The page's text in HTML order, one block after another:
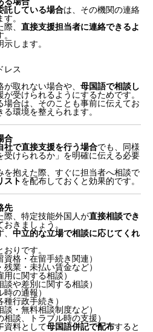
託している場合は、その機関の連絡
。
、 直接支援担当者に連絡できるよ
します。
レス
取れない場合や、 母国語で相談し
受けられるようにするためです。
合は、そのことも事前に伝えてお
環境を整えられます。
合
社で直接支援を行う場合でも、同様
受けられるか」を明確に伝える必要
を抱えた際、すぐに担当者へ相談で
ストを配布しておくと効果的です。
先
際、特定技能外国人が直接相談でき
おきましょう。
中立的な立場で相談に応じてくれ
りです。
資格・在留手続き関連）
残業・未払い賃金など）
用に関する相談）
談や差別に関する相談）
時の通報）
行政手続き）
談・無料相談制度など）
相談、トラブル時の支援）
資料として母国語併記で配布すると